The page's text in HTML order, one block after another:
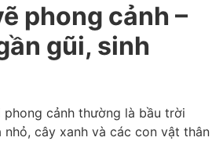
phong cảnh –
gũi, sinh
cảnh thường là bầu trời
nhỏ, cây xanh và các con vật thân